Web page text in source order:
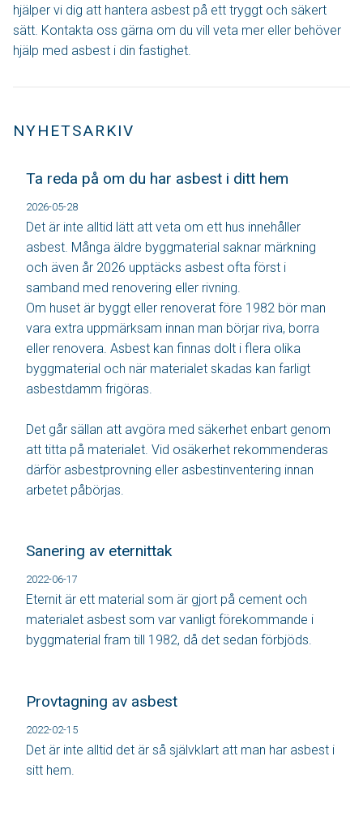
hjälper vi dig att hantera asbest på ett tryggt och säkert
sätt. Kontakta oss gärna om du vill veta mer eller behöver
hjälp med asbest i din fastighet.
NYHETSARKIV
Ta reda på om du har asbest i ditt hem
2026-05-28
Det är inte alltid lätt att veta om ett hus innehåller
asbest. Många äldre byggmaterial saknar märkning
och även år 2026 upptäcks asbest ofta först i
samband med renovering eller rivning.
Om huset är byggt eller renoverat före 1982 bör man
vara extra uppmärksam innan man börjar riva, borra
eller renovera. Asbest kan finnas dolt i flera olika
byggmaterial och när materialet skadas kan farligt
asbestdamm frigöras.
Det går sällan att avgöra med säkerhet enbart genom
att titta på materialet. Vid osäkerhet rekommenderas
därför asbestprovning eller asbestinventering innan
arbetet påbörjas.
Sanering av eternittak
2022-06-17
Eternit är ett material som är gjort på cement och
materialet asbest som var vanligt förekommande i
byggmaterial fram till 1982, då det sedan förbjöds.
Provtagning av asbest
2022-02-15
Det är inte alltid det är så självklart att man har asbest i
sitt hem.